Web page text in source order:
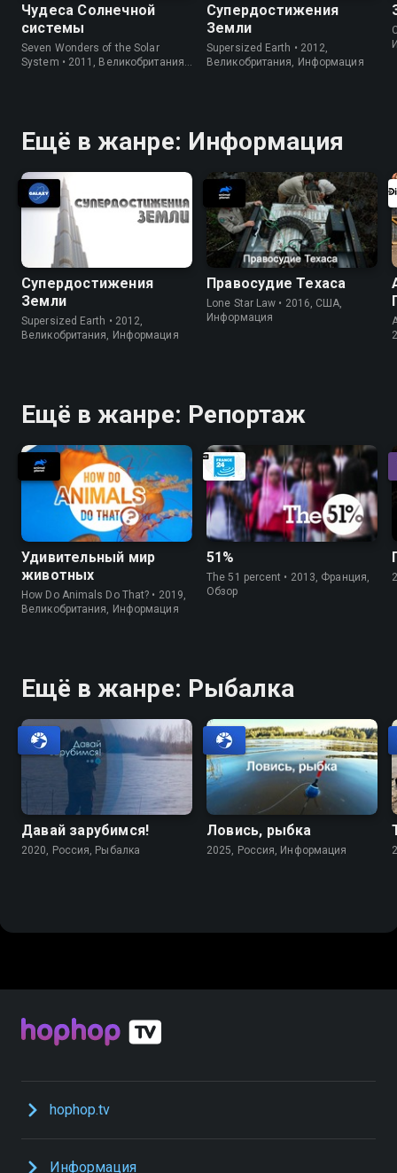
Чудеса Солнечной
системы
Seven Wonders of the Solar
System • 2011, Великобритания,
Супердостижения
Земли
Supersized Earth • 2012,
Великобритания, Информация
Ещё в жанре: Информация
Супердостижения
Земли
Supersized Earth • 2012,
Великобритания, Информация
Правосудие Техаса
Lone Star Law • 2016, США,
Информация
Ещё в жанре: Репортаж
Удивительный мир
животных
How Do Animals Do That? • 2019,
Великобритания, Информация
51%
The 51 percent • 2013, Франция,
Обзор
Ещё в жанре: Рыбалка
Давай зарубимся!
2020, Россия, Рыбалка
Ловись, рыбка
2025, Россия, Информация
hophop.tv
Информация